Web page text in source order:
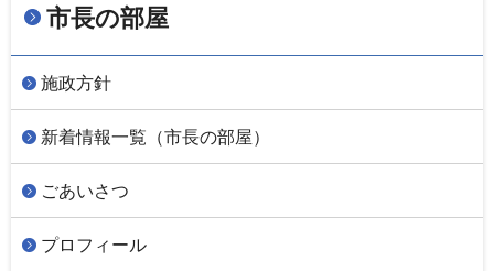
市長の部屋
施政方針
新着情報一覧（市長の部屋）
ごあいさつ
プロフィール